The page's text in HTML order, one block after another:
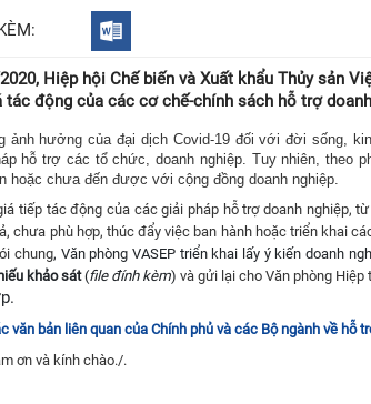
Hiệp hội Chế biến và Xuất khẩu Thủy sản
tác động của các cơ chế-chính sách hỗ trợ
ảnh hưởng của đại dịch Covid-19 đối với đời sống,
hỗ trợ các tổ chức, doanh nghiệp. Tuy nhiên, theo
hoặc chưa đến được với cộng đồng doanh nghiệp.
tiếp tác động của các giải pháp hỗ trợ doanh nghiệp,
chưa phù hợp, thúc đẩy việc ban hành hoặc triển khai
chung, Văn phòng VASEP triển khai lấy ý kiến doanh
khảo sát(file đính kèm) và gửi lại cho Văn phòng Hiệp
văn bản liên quan của Chính phủ và các Bộ ngành về hỗ
ơn và kính chào./.